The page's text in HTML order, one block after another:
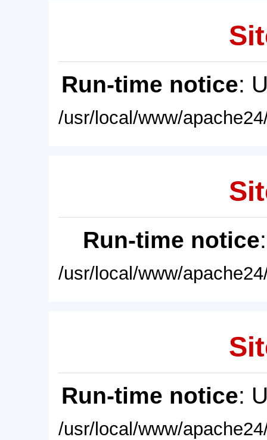
Run-time notice:
/usr/local/www/
Run-time notice
/usr/local/www/
Run-time notice:
/usr/local/www/